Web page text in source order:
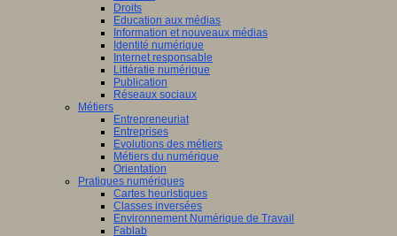
Droits
Education aux médias
Information et nouveaux médias
Identité numérique
Internet responsable
Littératie numérique
Publication
Réseaux sociaux
Métiers
Entrepreneuriat
Entreprises
Evolutions des métiers
Métiers du numérique
Orientation
Pratiques numériques
Cartes heuristiques
Classes inversées
Environnement Numérique de Travail
Fablab